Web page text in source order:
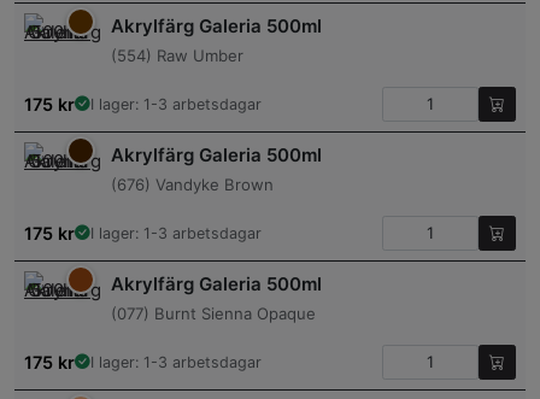
Akrylfärg Galeria 500ml
(554) Raw Umber
175 kr I lager: 1-3 arbetsdagar
Akrylfärg Galeria 500ml
(676) Vandyke Brown
175 kr I lager: 1-3 arbetsdagar
Akrylfärg Galeria 500ml
(077) Burnt Sienna Opaque
175 kr I lager: 1-3 arbetsdagar